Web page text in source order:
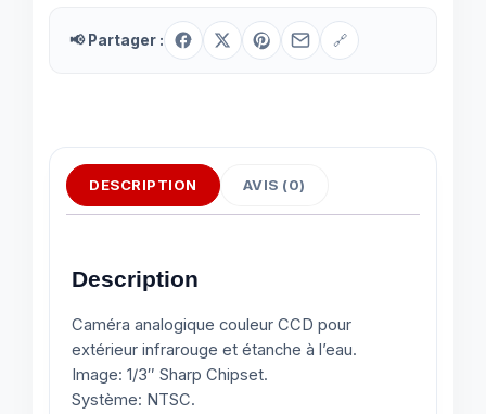
📢 Partager : 🔗
DESCRIPTION AVIS (0)
Description
Caméra analogique couleur CCD pour
extérieur infrarouge et étanche à l’eau.
Image: 1/3″ Sharp Chipset.
Système: NTSC.